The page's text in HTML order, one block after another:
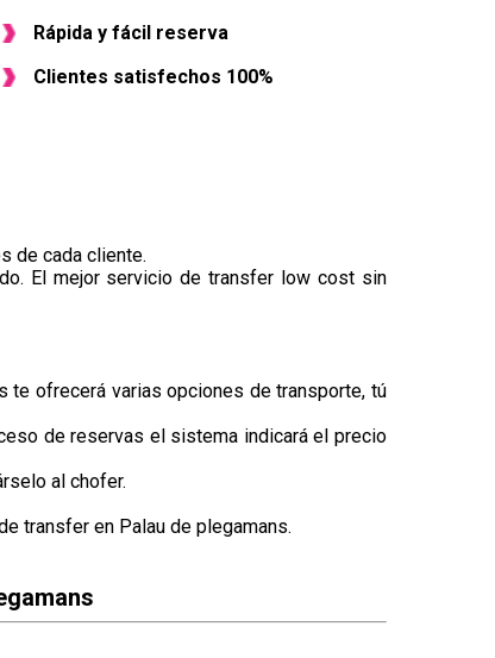
Rápida y fácil reserva
Clientes satisfechos 100%
de cada cliente.
El mejor servicio de transfer low cost sin
te ofrecerá varias opciones de transporte, tú
de reservas el sistema indicará el precio
al chofer.
transfer en Palau de plegamans.